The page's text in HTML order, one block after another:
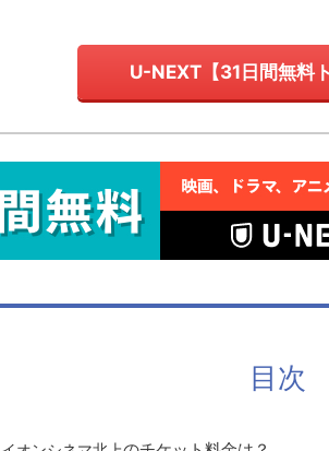
U-NEXT【31日間無料
目次